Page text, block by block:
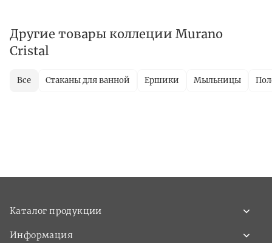
Другие товары коллеции Murano
Cristal
Все Стаканы для ванной Ершики Мыльницы
Каталог продукции
Информация